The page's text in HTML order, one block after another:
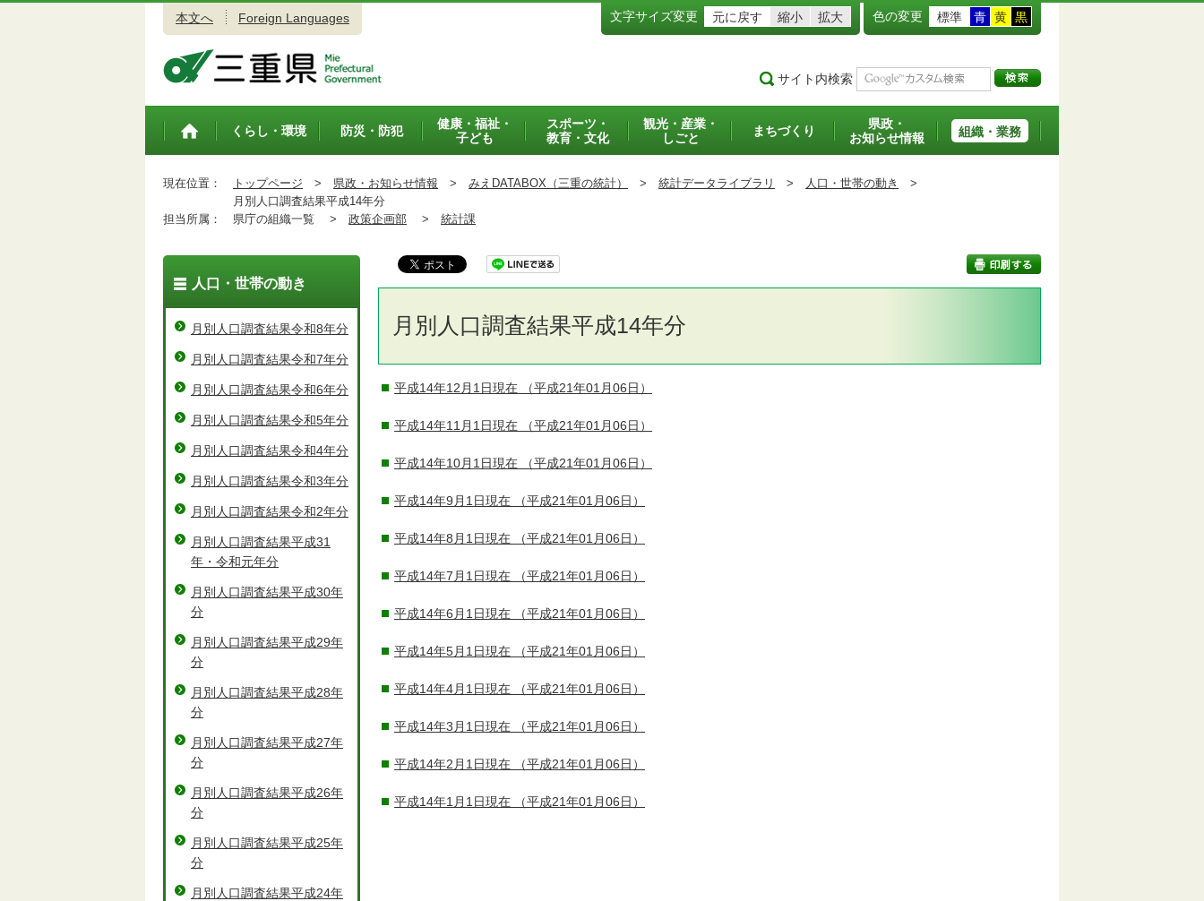
本文へ Foreign Languages 文字サイズ変更 元に戻す 縮小 拡大 色の変更 標準 青 黄 黒
サイト内検索
トップペ
くらし・環境 防災・防犯
健康・福祉・
子ども
スポーツ・
教育・文化
観光・産業・
しごと
まちづくり
県政・
お知らせ情報
組織・業務
現在位置： トップページ > 県政・お知らせ情報 > みえDATABOX（三重の統計） > 統計データライブラリ > 人口・世帯の動き
>
月別人口調査結果平成14年分
担当所属：
県庁の組織一覧 > 政策企画部 > 統計課
月別人口調査結果平成14年分
平成14年12月1日現在 （平成21年01月06日）
平成14年11月1日現在 （平成21年01月06日）
平成14年10月1日現在 （平成21年01月06日）
平成14年9月1日現在 （平成21年01月06日）
平成14年8月1日現在 （平成21年01月06日）
平成14年7月1日現在 （平成21年01月06日）
平成14年6月1日現在 （平成21年01月06日）
平成14年5月1日現在 （平成21年01月06日）
平成14年4月1日現在 （平成21年01月06日）
平成14年3月1日現在 （平成21年01月06日）
平成14年2月1日現在 （平成21年01月06日）
平成14年1月1日現在 （平成21年01月06日）
人口・世帯の動き
月別人口調査結果令和8年分
月別人口調査結果令和7年分
月別人口調査結果令和6年分
月別人口調査結果令和5年分
月別人口調査結果令和4年分
月別人口調査結果令和3年分
月別人口調査結果令和2年分
月別人口調査結果平成31
年・令和元年分
月別人口調査結果平成30年
分
月別人口調査結果平成29年
分
月別人口調査結果平成28年
分
月別人口調査結果平成27年
分
月別人口調査結果平成26年
分
月別人口調査結果平成25年
分
月別人口調査結果平成24年